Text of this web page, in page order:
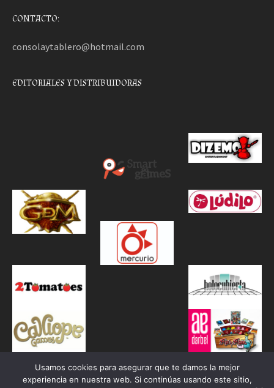
CONTACTO:
consolaytablero@hotmail.com
EDITORIALES Y DISTRIBUIDORAS
Usamos cookies para asegurar que te damos la mejor
experiencia en nuestra web. Si continúas usando este sitio,